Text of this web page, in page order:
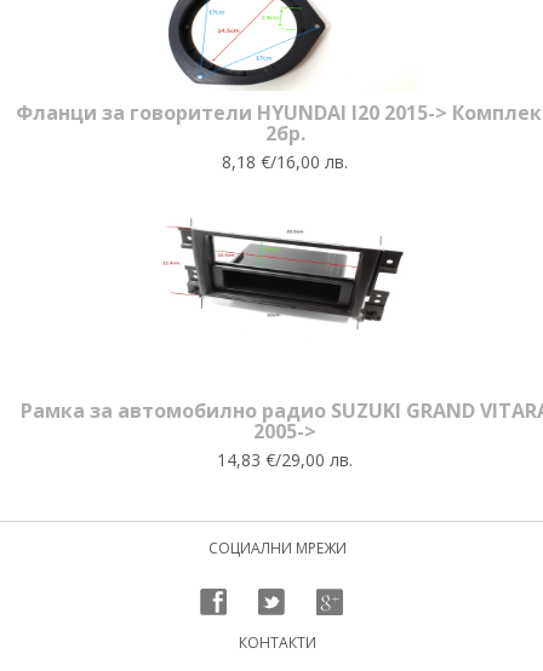
Фланци за говорители HYUNDAI I20 2015->
2бр.
8,18 €/16,00 лв.
Рамка за автомобилно радио SUZUKI GRAND
2005->
14,83 €/29,00 лв.
СОЦИАЛНИ МРЕЖИ
КОНТАКТИ